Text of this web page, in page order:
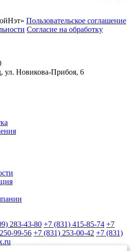
Пользовательское соглашение
Согласие на обработку
Новикова-Прибоя, 6
283-43-80 +7 (831) 415-85-74 +7
99-56 +7 (831) 253-00-42 +7 (831)